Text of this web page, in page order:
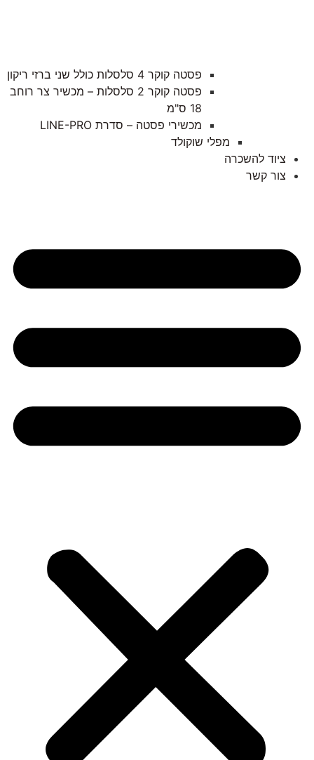
פסטה קוקר 4 סלסלות כולל שני ברזי ריקון
פסטה קוקר 2 סלסלות – מכשיר צר רוחב
18 ס"מ
מכשירי פסטה – סדרת LINE-PRO
מפלי שוקולד
ציוד להשכרה
צור קשר